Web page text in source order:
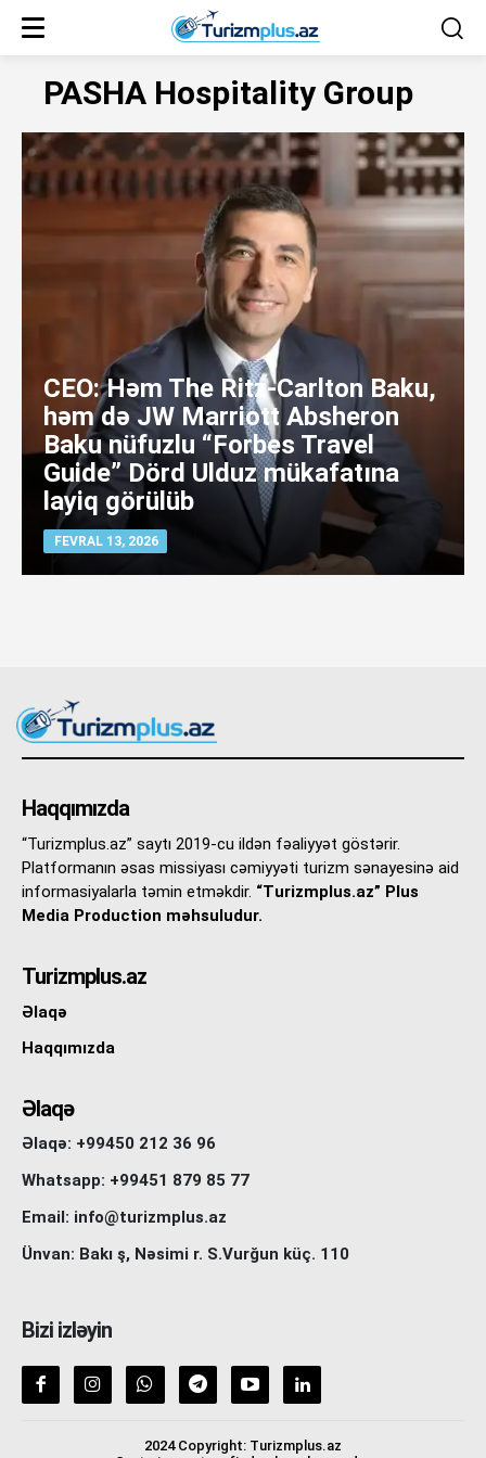
PASHA Hospitality Group
CEO: Həm The Ritz-Carlton Baku,
həm də JW Marriott Absheron
Baku nüfuzlu “Forbes Travel
Guide” Dörd Ulduz mükafatına
layiq görülüb
FEVRAL 13, 2026
Haqqımızda
“Turizmplus.az” saytı 2019-cu ildən fəaliyyət göstərir.
Platformanın əsas missiyası cəmiyyəti turizm sənayesinə aid
informasiyalarla təmin etməkdir. “Turizmplus.az” Plus
Media Production məhsuludur.
Turizmplus.az
Əlaqə
Haqqımızda
Əlaqə
Əlaqə: +99450 212 36 96
Whatsapp: +99451 879 85 77
Email: info@turizmplus.az
Ünvan: Bakı ş, Nəsimi r. S.Vurğun küç. 110
Bizi izləyin
2024 Copyright: Turizmplus.az